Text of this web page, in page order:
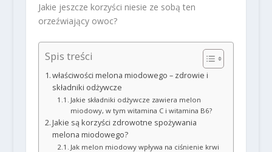
Jakie jeszcze korzyści niesie ze sobą ten
orzeźwiający owoc?
Spis treści
właściwości melona miodowego – zdrowie i
składniki odżywcze
Jakie składniki odżywcze zawiera melon
miodowy, w tym witamina C i witamina B6?
Jakie są korzyści zdrowotne spożywania
melona miodowego?
Jak melon miodowy wpływa na ciśnienie krwi